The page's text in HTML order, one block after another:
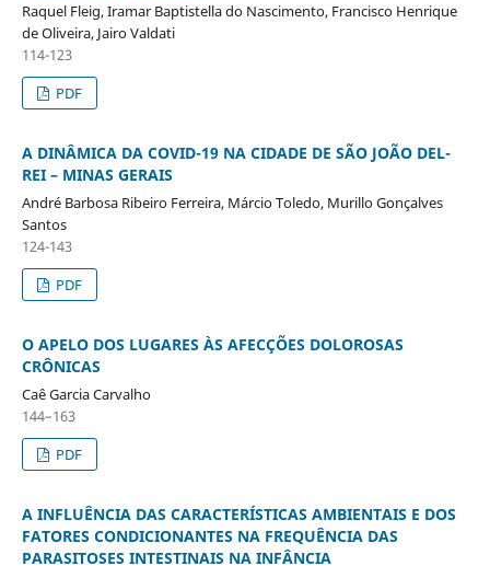
Raquel Fleig, Iramar Baptistella do Nascimento, Francisco Henrique
de Oliveira, Jairo Valdati
114-123
PDF
A DINÂMICA DA COVID-19 NA CIDADE DE SÃO JOÃO DEL-
REI – MINAS GERAIS
André Barbosa Ribeiro Ferreira, Márcio Toledo, Murillo Gonçalves
Santos
124-143
PDF
O APELO DOS LUGARES ÀS AFECÇÕES DOLOROSAS
CRÔNICAS
Caê Garcia Carvalho
144–163
PDF
A INFLUÊNCIA DAS CARACTERÍSTICAS AMBIENTAIS E DOS
FATORES CONDICIONANTES NA FREQUÊNCIA DAS
PARASITOSES INTESTINAIS NA INFÂNCIA